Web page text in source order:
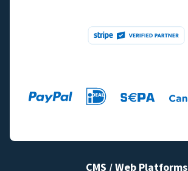
CMS / Web Platforms